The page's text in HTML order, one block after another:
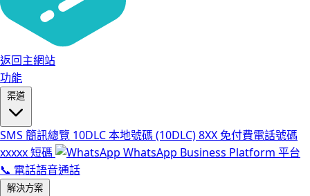
返回主網站
功能
渠道
SMS 簡訊總覽 10DLC本地號碼 (10DLC)8XX 免付費電話號碼
xxxxx短碼
WhatsApp Business Platform 平台
📞 電話語音通話
解決方案